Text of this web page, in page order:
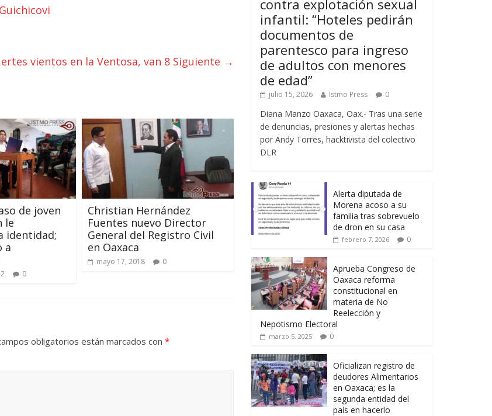
vientos en la Ventosa, van 8 Siguiente →
de joven
le
identidad;
a
0
Christian Hernández
Fuentes nuevo Director
General del Registro Civil
en Oaxaca
mayo 17, 2018 0
obligatorios están marcados con *
contra explotación sexual
infantil: “Hoteles pedirán
documentos de
parentesco para ingreso
de adultos con menores
de edad”
julio 15, 2026 Istmo Press 0
Diana Manzo Oaxaca, Oax.- Tras una serie
de denuncias, presiones y alertas hechas
por Andy Torres, hacktivista del colectivo
DLR
Alerta diputada de
Morena acoso a su
familia tras sobrevuelo
de dron en su casa
febrero 7, 2026 0
Aprueba Congreso de
Oaxaca reforma
constitucional en
materia de No
Reelección y
Nepotismo Electoral
marzo 5, 2025 0
Oficializan registro de
deudores Alimentarios
en Oaxaca; es la
segunda entidad del
país en hacerlo